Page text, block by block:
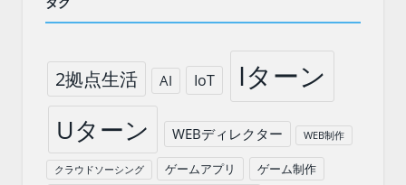
2拠点生活 AI IoT Iターン
Uターン WEBディレクター WEB制作
クラウドソーシング ゲームアプリ ゲーム制作